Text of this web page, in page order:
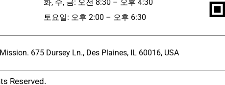
화, 수, 금: 오전 8:30 – 오후 4:30
토요일: 오후 2:00 – 오후 6:30
675 Dursey Ln., Des Plaines, IL 60016, USA
Reserved.